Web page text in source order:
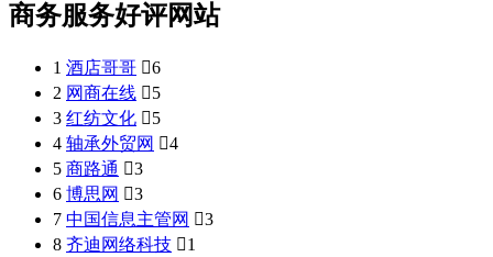
商务服务好评网站
1 酒店哥哥 6
2 网商在线 5
3 红纺文化 5
4 轴承外贸网 4
5 商路通 3
6 博思网 3
7 中国信息主管网 3
8 齐迪网络科技 1